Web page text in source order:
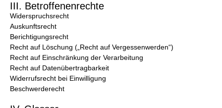
III. Betroffenenrechte
Widerspruchsrecht
Auskunftsrecht
Berichtigungsrecht
Recht auf Löschung („Recht auf Vergessenwerden“)
Recht auf Einschränkung der Verarbeitung
Recht auf Datenübertragbarkeit
Widerrufsrecht bei Einwilligung
Beschwerderecht